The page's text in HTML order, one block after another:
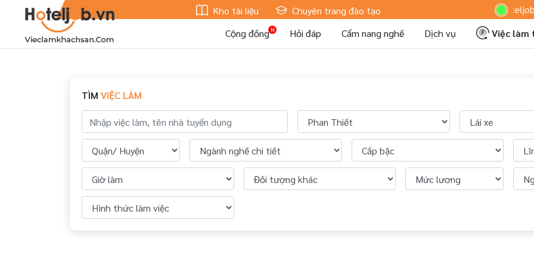
Kho tài liệu Chuyên trang đào tạo Hoteljob
Cộng đồng
Hỏi đáp Cẩm nang nghề Dịch vụ
Việc làm
TÌM VIỆC LÀM